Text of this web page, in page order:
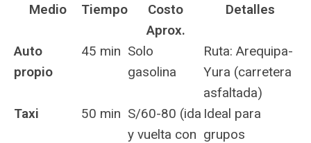
Medio
Tiempo
Costo
Aprox.
Detalles
Auto
propio
45 min Solo
gasolina
Ruta: Arequipa-
Yura (carretera
asfaltada)
Taxi
50 min S/60-80 (ida
y vuelta con
Ideal para
grupos